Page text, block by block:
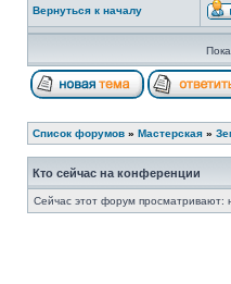
Вернуться к началу
Список форумов » Мастерская »
Кто сейчас на конференции
Сейчас этот форум просматривают: